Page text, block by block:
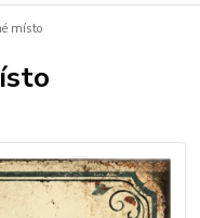
místo